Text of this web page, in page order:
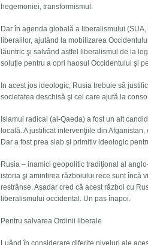
hegemoniei, transformismul.
Dar în agenda globală a liberalismului
liberalilor, ajutând la mobilizarea
lăuntric şi salvând astfel liberalismul de la
soluţie pentru a opri haosul Occidentului şi
In acest jos ideologic, Rusia trebuie să
societatea deschisă şi cel care ajută la
Islamul radical (al-Qaeda) a fost un alt
locală. A justificat intervenţiile din
Dar a fost prea slab şi primitiv ideologic
Rusia – inamici geopolitic tradiţional al
istoria şi amintirea războiului rece sunt încă
restrânse. Aşadar cred că acest război cu
liberalismului occidental. Un pas înapoi.
Pentru salvarea Ordinii liberale